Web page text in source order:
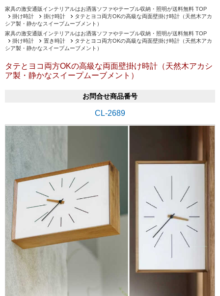
家具の激安通販インテリアルはお洒落ソファやテーブル収納・照明が送料無料 TOP
掛け時計
掛け時計
タテとヨコ両方OKの高級な両面壁掛け時計（天然木アカ
シア製・静かなスイープムーブメント）
家具の激安通販インテリアルはお洒落ソファやテーブル収納・照明が送料無料 TOP
掛け時計
置き時計
タテとヨコ両方OKの高級な両面壁掛け時計（天然木アカ
シア製・静かなスイープムーブメント）
タテとヨコ両方OKの高級な両面壁掛け時計（天然木アカシ
ア製・静かなスイープムーブメント）
お問合せ商品番号
CL-2689